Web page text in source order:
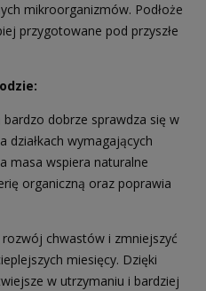
mikroorganizmów. Podłoże
przygotowane pod przyszłe
bardzo dobrze sprawdza się w
działkach wymagających
masa wspiera naturalne
organiczną oraz poprawia
chwastów i zmniejszyć
miesięcy. Dzięki
w utrzymaniu i bardziej